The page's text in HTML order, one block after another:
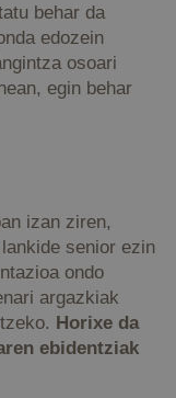
behar da
edozein
osoari
egin behar
izan ziren,
senior ezin
ondo
argazkiak
Horixe da
ebidentziak